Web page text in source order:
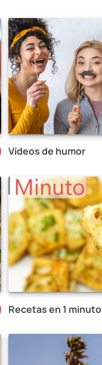
Vídeos de humor
Recetas en 1 minuto